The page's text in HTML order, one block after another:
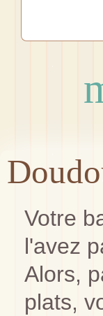
Votre
l'avez
Alors,
plats,